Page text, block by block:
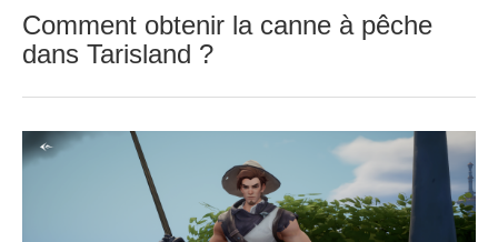
Comment obtenir la canne à pêche
dans Tarisland ?